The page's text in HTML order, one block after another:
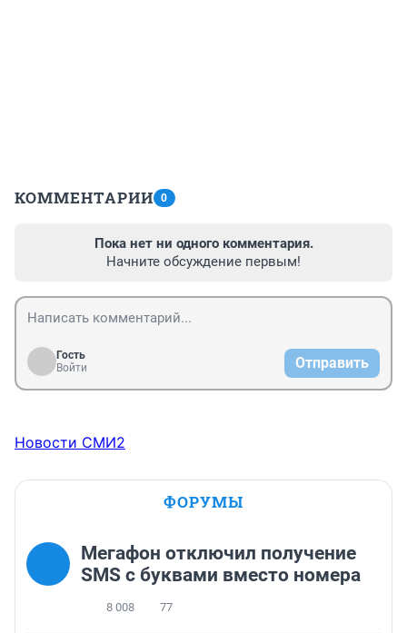
КОММЕНТАРИИ 0
Пока нет ни одного комментария.
Начните обсуждение первым!
Гость
Войти
Отправить
Новости СМИ2
ФОРУМЫ
Мегафон отключил получение
SMS с буквами вместо номера
8 008 77